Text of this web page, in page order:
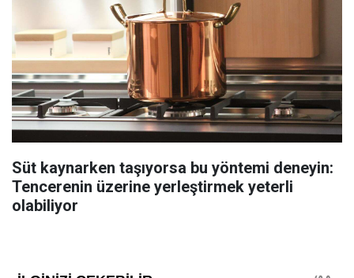
Süt kaynarken taşıyorsa bu yöntemi deneyin:
Tencerenin üzerine yerleştirmek yeterli
olabiliyor